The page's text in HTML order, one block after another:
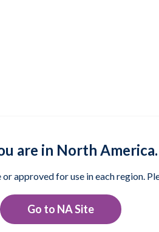
are in North
approved for use in each region.
Go to NA Site